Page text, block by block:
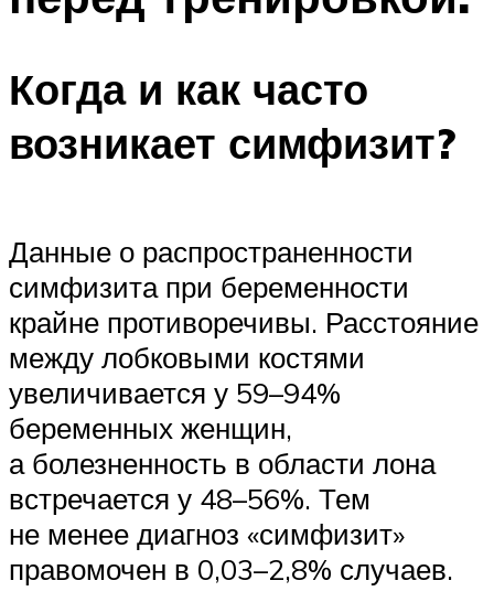
Когда и как часто
возникает симфизит?
Данные о распространенности
симфизита при беременности
крайне противоречивы. Расстояние
между лобковыми костями
увеличивается у 59–94%
беременных женщин,
а болезненность в области лона
встречается у 48–56%. Тем
не менее диагноз «симфизит»
правомочен в 0,03–2,8% случаев.